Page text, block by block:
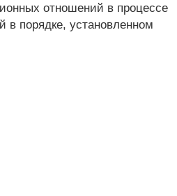
отношений в процессе
порядке, установленном